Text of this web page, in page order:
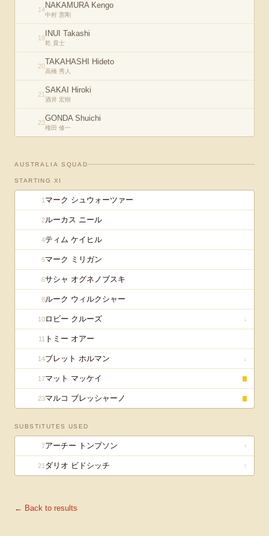
14NAKAMURA Kengo
中村 憲剛
19 INUI Takashi
乾 貴士
20TAKAHASHI Hideto
高橋 秀人
21SAKAI Hiroki
酒井 宏樹
23GONDA Shuichi
権田 修一
AUSTRALIA SQUAD
STARTING XI
1 マーク シュウォーツァー
2ルーカス ニール
4ティム ケイヒル
5マーク ミリガン
6サシャ オグネノブスキ
8ルーク ウィルクシャー
10ロビー クルーズ ↓
11 トミー オアー
14ブレット ホルマン ↓
17マット マッケイ
23マルコ ブレッシャーノ
SUBSTITUTES USED
7アーチー トンプソン ↑
21 ダリオ ビドシッチ ↑
← Back to results